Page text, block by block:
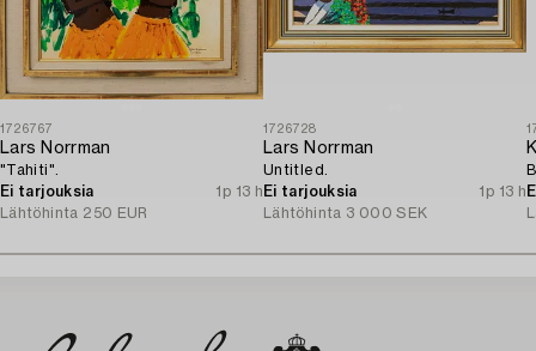
1726767
Lars Norrman
"Tahiti".
Ei tarjouksia
1p 13 h
Lähtöhinta 250 EUR
1726728
Lars Norrman
Untitled.
Ei tarjouksia
1p 13 h
Lähtöhinta 3 000 SEK